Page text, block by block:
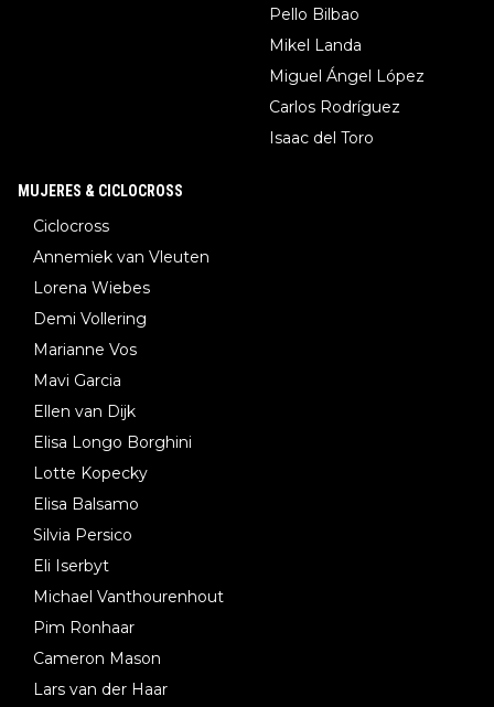
Pello Bilbao
Mikel Landa
Miguel Ángel López
Carlos Rodríguez
Isaac del Toro
MUJERES & CICLOCROSS
Ciclocross
Annemiek van Vleuten
Lorena Wiebes
Demi Vollering
Marianne Vos
Mavi Garcia
Ellen van Dijk
Elisa Longo Borghini
Lotte Kopecky
Elisa Balsamo
Silvia Persico
Eli Iserbyt
Michael Vanthourenhout
Pim Ronhaar
Cameron Mason
Lars van der Haar